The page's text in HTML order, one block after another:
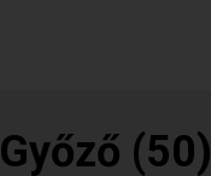
Győző (50)